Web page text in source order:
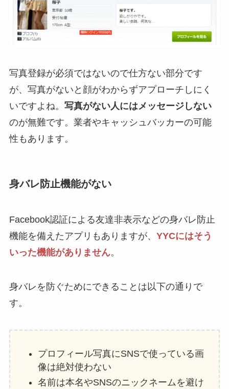
写真登録が必須ではないので仕方ない部分です
が、写真がないと顔がわからずアプローチしにく
いですよね。 写真がない人にはメッセージしない
のが無難です。業者やキャッシュバッカーの可能
性もあります。
身バレ防止機能がない
Facebook認証による友達非表示などの身バレ防止
機能を備えたアプリもありますが、 YYCにはそう
いった機能がありません。
身バレを防ぐためにできることは以下の通りで
す。
プロフィール写真にSNSで使っている画
像は絶対使わない
名前は本名やSNSのニックネームを避け